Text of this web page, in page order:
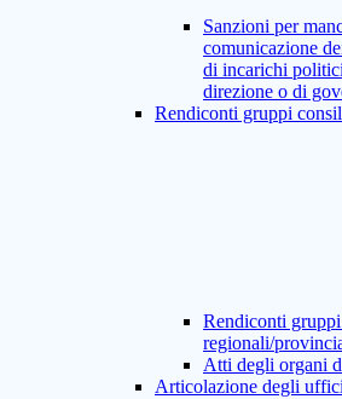
Sanzioni per
comunicazione
di incarichi
direzione o di
Rendiconti gruppi
Rendiconti
regionali/
Atti degli organi
Articolazione degli uffici